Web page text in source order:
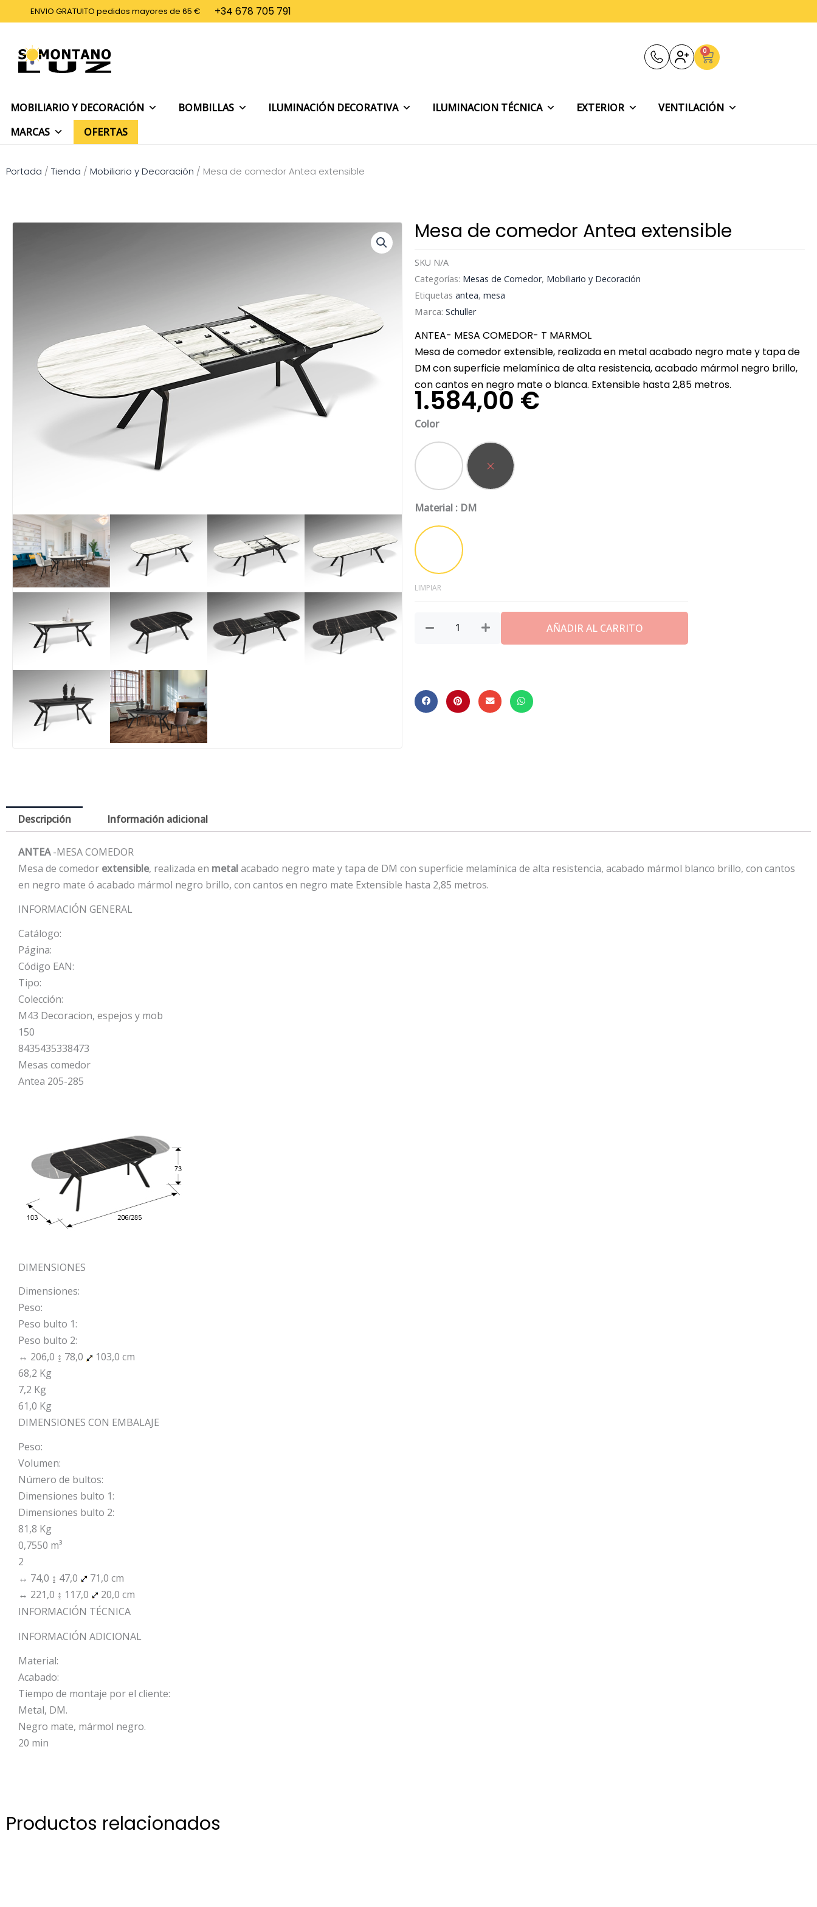
al
ENVIO GRATUITO pedidos mayores de 65 € +34 678 705 791
0
Carrito
MOBILIARIO Y DECORACIÓN BOMBILLAS ILUMINACIÓN DECORATIVA ILUMINACION TÉCNICA EXTERIOR
VENTILACIÓN
MARCAS
OFERTAS
Portada / Tienda / Mobiliario y Decoración / Mesa de comedor Antea extensible
Mesa de comedor Antea extensible
SKU N/A
Categorías: Mesas de Comedor, Mobiliario y Decoración
Etiquetas antea, mesa
Marca: Schuller
ANTEA- MESA COMEDOR- T MARMOL
Mesa de comedor extensible, realizada en metal acabado negro mate y tapa de
DM con superficie melamínica de alta resistencia, acabado mármol negro brillo,
con cantos en negro mate o blanca. Extensible hasta 2,85 metros.
1.584,00 €
Color
Blanco Negro
Material : DM
LIMPIAR
comedor
Antea
extensible
cantidad
AÑADIR AL CARRITO
Descripción Información adicional
ANTEA-MESA COMEDOR
Mesa de comedor extensible, realizada en metalacabado negro mate y tapa de DM con superficie melamínica de alta resistencia, acabado mármol blanco brillo, con cantos
en negro mate ó acabado mármol negro brillo, con cantos en negro mate Extensible hasta 2,85 metros.
INFORMACIÓN GENERAL
Catálogo:
Página:
Código EAN:
Tipo:
Colección:
M43 Decoracion, espejos y mob
150
8435435338473
Mesas comedor
Antea 205-285
DIMENSIONES
Dimensiones:
Peso:
Peso bulto 1:
Peso bulto 2:
↔ 206,0 ↨ 78,0
103,0 cm
68,2 Kg
7,2 Kg
61,0 Kg
DIMENSIONES CON EMBALAJE
Peso:
Volumen:
Número de bultos:
Dimensiones bulto 1:
Dimensiones bulto 2:
81,8 Kg
0,7550 m³
2
↔ 74,0 ↨ 47,0
71,0 cm
↔ 221,0 ↨ 117,0
20,0 cm
INFORMACIÓN TÉCNICA
INFORMACIÓN ADICIONAL
Material:
Acabado:
Tiempo de montaje por el cliente:
Metal, DM.
Negro mate, mármol negro.
20 min
Productos relacionados